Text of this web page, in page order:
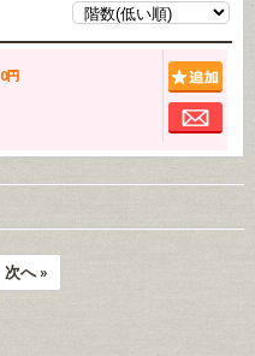
0円
次へ »